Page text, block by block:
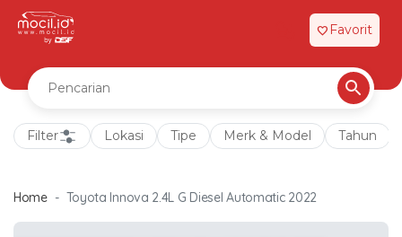
favorite Favorit
Filter Lokasi Tipe Merk & Model Tahun
Home Toyota Innova 2.4L G Diesel Automatic 2022